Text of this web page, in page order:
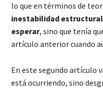
lo que en términos de
inestabilidad
esperar, sino que tenía
artículo anterior cuando
En este segundo artículo
está ocurriendo, sino